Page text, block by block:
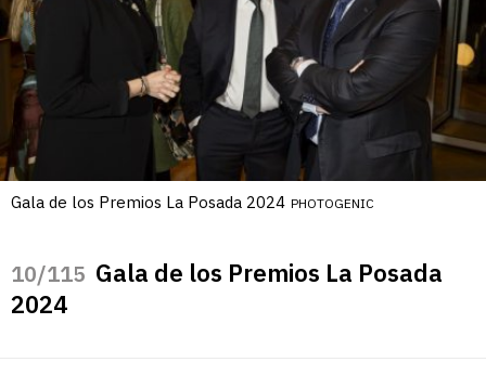
Gala de los Premios La Posada 2024 PHOTOGENIC
/115 Gala de los Premios La Posada
2024